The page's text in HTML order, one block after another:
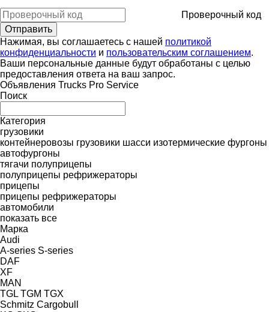
Проверочный код
Нажимая, вы соглашаетесь с нашей политикой
конфиденциальности и пользовательским соглашением.
Ваши персональные данные будут обработаны с целью
предоставления ответа на ваш запрос.
Объявления Trucks Pro Service
Поиск
Категория
грузовики
контейнеровозы грузовики шасси изотермические фургоны
автофургоны
тягачи полуприцепы
полуприцепы рефрижераторы
прицепы
прицепы рефрижераторы
автомобили
показать все
Марка
Audi
A-series S-series
DAF
XF
MAN
TGL TGM TGX
Schmitz Cargobull